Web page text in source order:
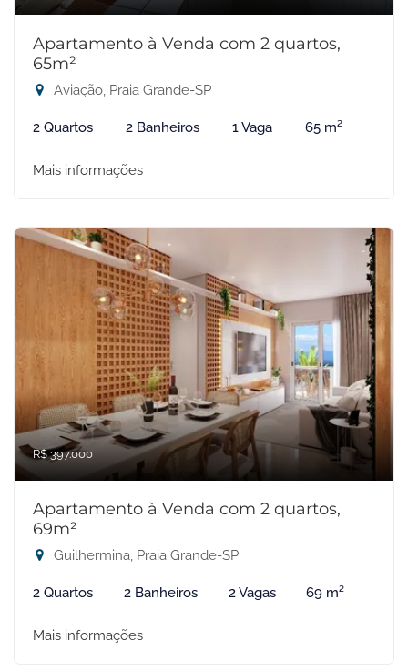
Apartamento à Venda com 2 quartos,
65m²
Aviação, Praia Grande-SP
2 Quartos 2 Banheiros 1 Vaga 65 m²
Mais informações
R$ 397.000
Apartamento à Venda com 2 quartos,
69m²
Guilhermina, Praia Grande-SP
2 Quartos 2 Banheiros 2 Vagas 69 m²
Mais informações